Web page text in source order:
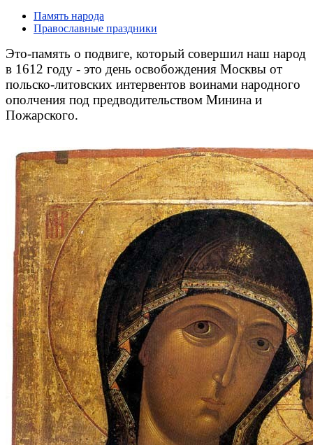
Память народа
Православные праздники
Это-память о подвиге, который совершил наш народ
в 1612 году - это день освобождения Москвы от
польско-литовских интервентов воинами народного
ополчения под предводительством Минина и
Пожарского.